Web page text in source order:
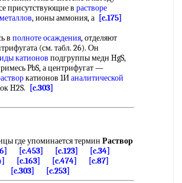
присутствующие в растворе
, ионы аммония, а [c.175]
в полноте осаждения, отделяют
(см. табл. 26). Он
катионов подгруппы медн HgS,
PbS, а центрифугат —
катионов 1Ианалитической
H2S. [c.303]
где упоминается термин Раствор
[c.453] [c.123]
[c.34]
[c.163] [c.474]
[c.87]
[c.303] [c.253]